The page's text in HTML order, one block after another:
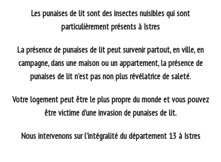
Les punaises de lit sont des insectes nuisibles qui sont
particulièrement présents à Istres
La présence de punaises de lit peut survenir partout, en ville, en
campagne, dans une maison ou un appartement, la présence de
punaises de lit n’est pas non plus révélatrice de saleté.
Votre logement peut être le plus propre du monde et vous pouvez
être victime d’une invasion de punaises de lit.
Nous intervenons sur l’intégralité du département 13 à Istres